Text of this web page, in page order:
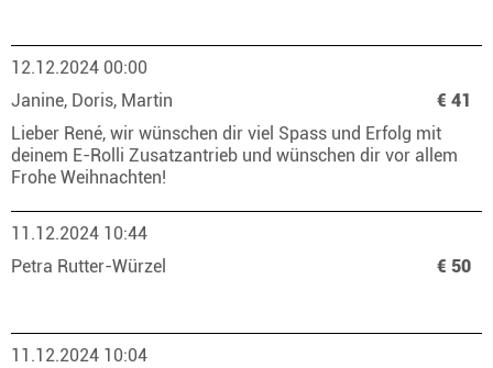
12.12.2024 00:00
Janine, Doris, Martin
€ 41
Lieber René, wir wünschen dir viel Spass und Erfolg mit
deinem E-Rolli Zusatzantrieb und wünschen dir vor allem
Frohe Weihnachten!
11.12.2024 10:44
Petra Rutter-Würzel
€ 50
11.12.2024 10:04